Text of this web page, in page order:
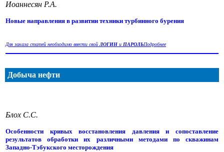
Иоаннесян Р.А.
Новые направления в развитии техники турбинного бурения
Для заказа статей необходимо ввести свойЛОГИН и ПАРОЛЬПодробнее
Добыча нефти
Блох С.С.
Особенности кривых восстановления давления и сопоставление
результатов обработки их различными методами по скважинам
Западно-Тэбукского месторождения